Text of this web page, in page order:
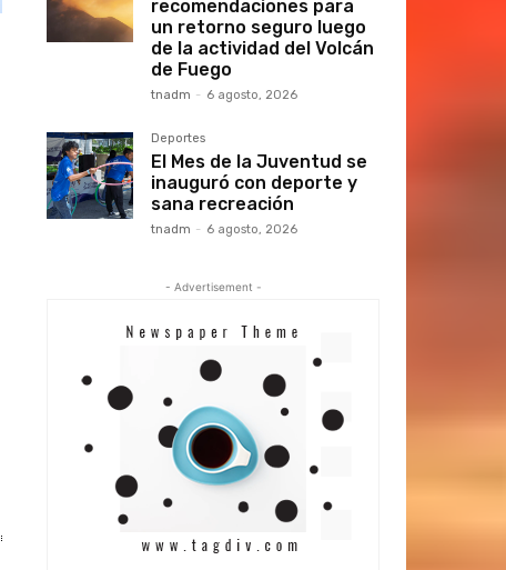
recomendaciones para
un retorno seguro luego
de la actividad del Volcán
de Fuego
tnadm - 6 agosto, 2026
Deportes
El Mes de la Juventud se
inauguró con deporte y
sana recreación
tnadm - 6 agosto, 2026
- Advertisement -